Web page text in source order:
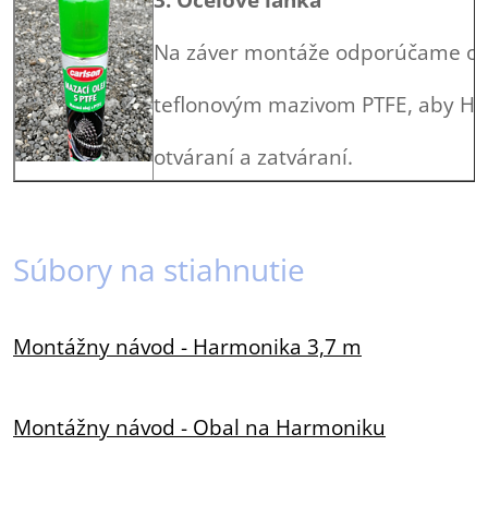
Na záver montáže odporúčame
teflonovým mazivom PTFE, aby
otváraní a zatváraní.
Súbory na stiahnutie
Montážny návod - Harmonika 3,7 m
Montážny návod - Obal na Harmoniku